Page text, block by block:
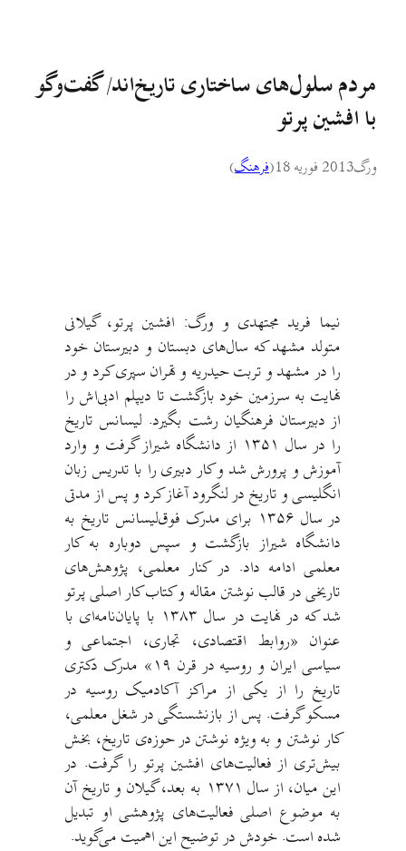
مردم سلول‌های ساختاری تاریخ‌اند/ گفت‌وگو
با افشین پرتو
ورگ2013 فوریه 18 (فرهنگ)
نیما فرید مجتهدی و ورگ: افشین پرتو، گیلانی
متولد مشهد که سال‌های دبستان و دبیرستان خود
را در مشهد و تربت حیدریه و تهران سپری کرد و در
نهایت به سرزمین خود بازگشت تا دیپلم ادبی‌اش را
از دبیرستان فرهنگیان رشت بگیرد. لیسانس تاریخ
را در سال ۱۳۵۱ از دانشگاه شیراز گرفت و وارد
آموزش و پرورش شد و کار دبیری را با تدریس زبان
انگلیسی و تاریخ در لنگرود آغاز کرد و پس از مدتی
در سال ۱۳۵۶ برای مدرک فوق‌لیسانس تاریخ به
دانشگاه شیراز بازگشت و سپس دوباره به کار
معلمی ادامه داد. در کنار معلمی، پژوهش‌های
تاریخی در قالب نوشتن مقاله‌ و کتاب کار اصلی پرتو
شد که در نهایت در سال ۱۳۸۳ با پایان‌نامه‌ای با
عنوان «روابط اقتصادی، تجاری، اجتماعی و
سیاسی ایران و روسیه در قرن ۱۹» مدرک دکتری
تاریخ را از یکی از مراکز آکادمیک روسیه در
مسکو گرفت. پس از بازنشستگی در شغل معلمی،
کار نوشتن و به ویژه نوشتن در حوزه‌ی تاریخ، بخش
بیش‌تری از فعالیت‌های افشین پرتو را گرفت. در
این میان، از سال ۱۳۷۱ به بعد، گیلان و تاریخ آن
به موضوع اصلی فعالیت‌های پژوهشی او تبدیل
شده است. خودش در توضیح این اهمیت می‌گوید.